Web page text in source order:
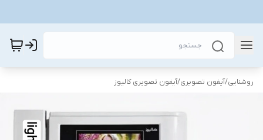
روشنایی/آیفون تصویری/آیفون تصویری کالیوز